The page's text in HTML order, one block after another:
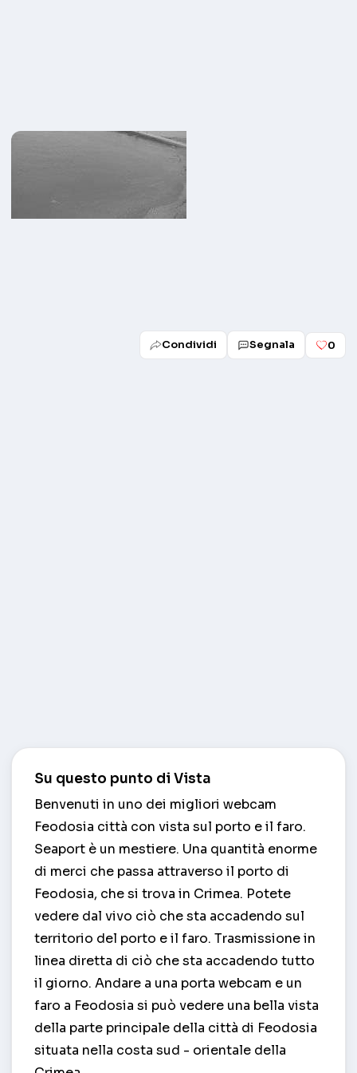
Condividi Segnala 0
Su questo punto di Vista
Benvenuti in uno dei migliori webcam
Feodosia città con vista sul porto e il faro.
Seaport è un mestiere. Una quantità enorme
di merci che passa attraverso il porto di
Feodosia, che si trova in Crimea. Potete
vedere dal vivo ciò che sta accadendo sul
territorio del porto e il faro. Trasmissione in
linea diretta di ciò che sta accadendo tutto
il giorno. Andare a una porta webcam e un
faro a Feodosia si può vedere una bella vista
della parte principale della città di Feodosia
situata nella costa sud - orientale della